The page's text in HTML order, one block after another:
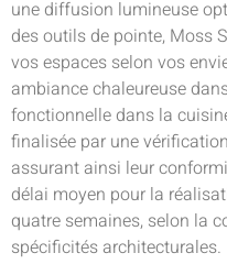
une diffusion lumineuse
des outils de pointe, Moss
vos espaces selon vos
ambiance chaleureuse
fonctionnelle dans la
finalisée par une
assurant ainsi leur
délai moyen pour la
quatre semaines, selon la
spécificités architecturales.